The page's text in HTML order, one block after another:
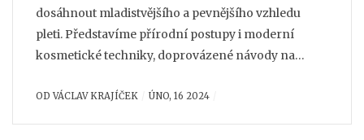
dosáhnout mladistvějšího a pevnějšího vzhledu
pleti. Představíme přírodní postupy i moderní
kosmetické techniky, doprovázené návody na
prospívá. Přečtěte si, jak může každodenní rutina a
ODVÁCLAV KRAJÍČEK ÚNO, 16 2024